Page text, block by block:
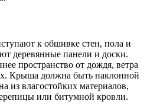
к обшивке стен, пола и
деревянные панели и доски.
пространство от дождя, ветра
Крыша должна быть наклонной
из влагостойких материалов,
или битумной кровли.